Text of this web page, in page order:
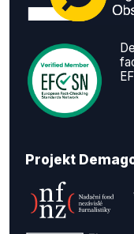
Projekt